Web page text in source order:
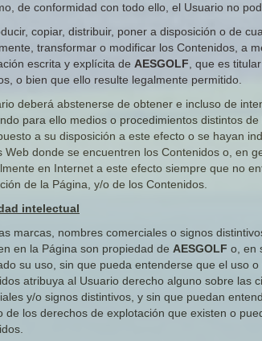
de conformidad con todo ello, el Usuario no
copiar, distribuir, poner a disposición o de
transformar o modificar los Contenidos, a
escrita y explícita de AESGOLF, que es
o bien que ello resulte legalmente permitido.
deberá abstenerse de obtener e incluso de
para ello medios o procedimientos distintos
a su disposición a este efecto o se hayan
Web donde se encuentren los Contenidos o, en
en Internet a este efecto siempre que no
de la Página, y/o de los Contenidos.
intelectual
marcas, nombres comerciales o signos
en la Página son propiedad de AESGOLF o, en
su uso, sin que pueda entenderse que el uso
atribuya al Usuario derecho alguno sobre las
y/o signos distintivos, y sin que puedan
de los derechos de explotación que existen o